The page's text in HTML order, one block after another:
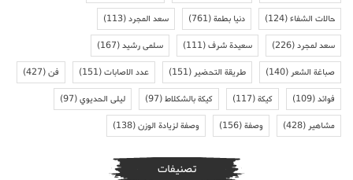
حالات الشفاء(124) دنيا بطمة(761) سعد المجرد(113)
سعد لمجرد(226) سعيدة شرف(111) سلمى رشيد(167)
صباغة الشعر(140) طريقة التحضير(151) عدد الاصابات(151) فن(427)
فوائد(109) كيكة(117) كيكة بالشكلاط(97) ليلى الحديوي(97)
مشاهير(428) وصفة(156) وصفة لزيادة الوزن(138)
تصنيفات